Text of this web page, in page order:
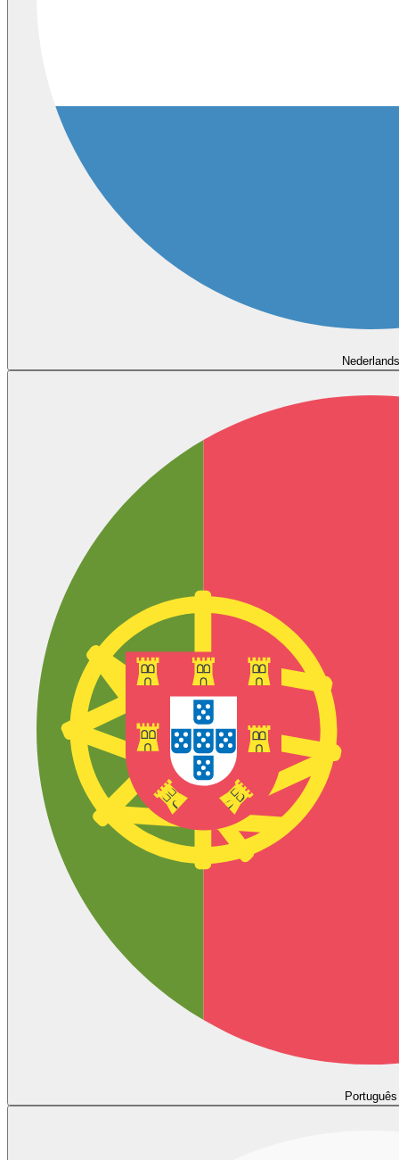
Nederlands
Português